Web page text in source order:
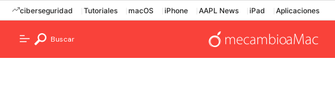
ciberseguridad Tutoriales macOS iPhone AAPL News iPad Aplicaciones
Buscar